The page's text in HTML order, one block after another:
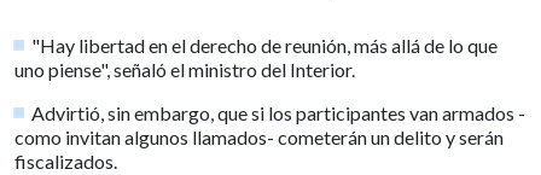
"Hay libertad en el derecho de reunión, más allá de lo que
uno piense", señaló el ministro del Interior.
Advirtió, sin embargo, que si los participantes van armados -
como invitan algunos llamados- cometerán un delito y serán
fiscalizados.